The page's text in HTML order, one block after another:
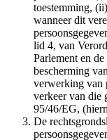
toestemming,
wanneer dit
lid 4, van
Parlement en
bescherming
verwerking van
verkeer van die
95/46/EG,
De